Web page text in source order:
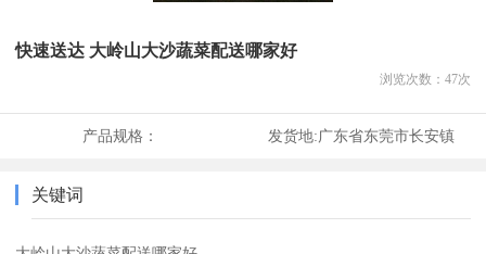
快速送达 大岭山大沙蔬菜配送哪家好
浏览次数： 47次
产品规格： 发货地:广东省东莞市长安镇
关键词